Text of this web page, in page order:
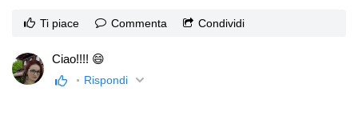
Ti piace Commenta Condividi
Ciao!!!! 😄
Rispondi